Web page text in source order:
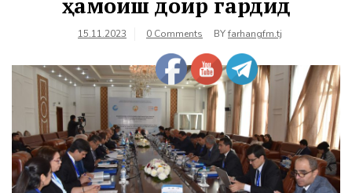
15.11.2023 0 Comments BYfarhangfm.tj